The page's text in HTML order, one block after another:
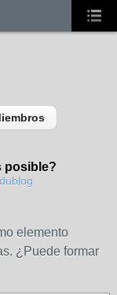
posible?
elemento
¿Puede formar